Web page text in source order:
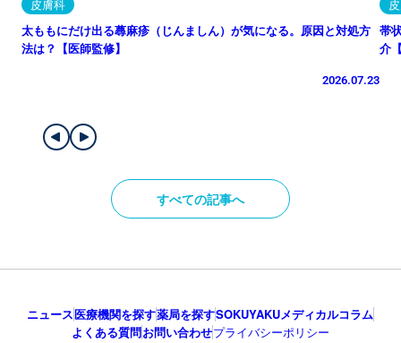
皮膚科
太ももにだけ出る蕁麻疹（じんましん）が気になる。原因と対処方
法は？【医師監修】
2026.07.23
帯
介
すべての記事へ
ニュース医療機関を探す薬局を探すSOKUYAKUメディカルコラム
よくある質問お問い合わせプライバシーポリシー